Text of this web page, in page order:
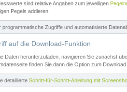
sind relative Angaben zum jeweiligen
Pegels addieren.
programmatische Zugriffe und automatisierte
auf die Download-Funktion
Daten herunterzuladen, navigieren Sie zunächst
finden Sie dann die Option zum
detaillierte Schritt-für-Schritt-Anleitung mit